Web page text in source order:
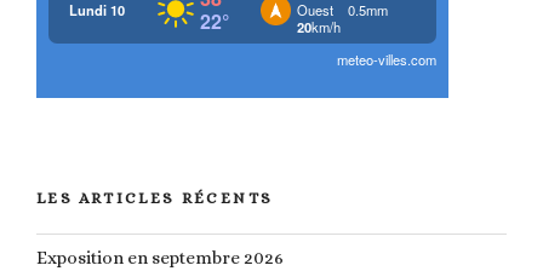
LES ARTICLES RÉCENTS
Exposition en septembre 2026